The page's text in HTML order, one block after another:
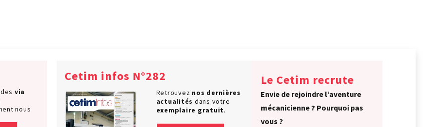
via
nous
Cetim infos N°282
Retrouvez nos dernières
actualités dans votre
exemplaire gratuit.
Le Cetim recrute
Envie de rejoindre l’aventure
mécanicienne ? Pourquoi pas
vous ?